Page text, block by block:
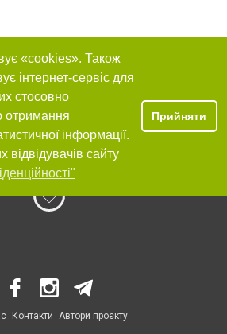
«cookies». Також
інтернет-сервіс для
стосовно
отримання
інформації.
сайту
Прийняти
Контакти Автори проєкту